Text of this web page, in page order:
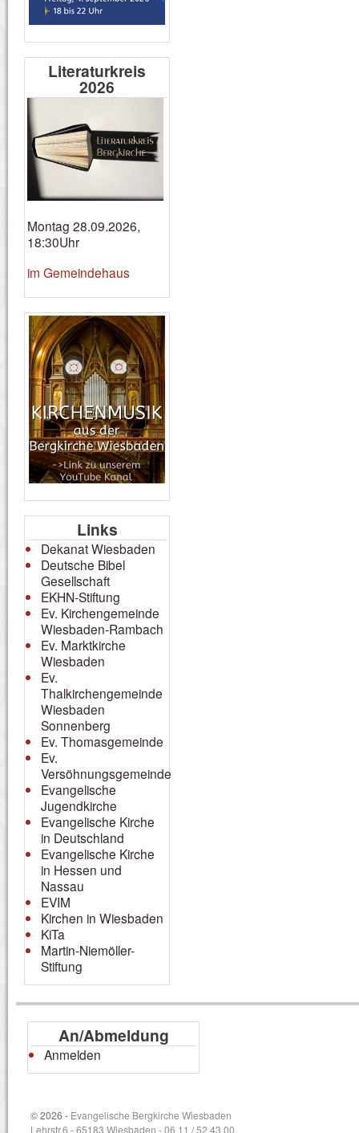
Literaturkreis
2026
Montag 28.09.2026,
18:30Uhr
im Gemeindehaus
Links
Dekanat Wiesbaden
Deutsche Bibel
Gesellschaft
EKHN-Stiftung
Ev. Kirchengemeinde
Wiesbaden-Rambach
Ev. Marktkirche
Wiesbaden
Ev.
Thalkirchengemeinde
Wiesbaden
Sonnenberg
Ev. Thomasgemeinde
Ev.
Versöhnungsgemeinde
Evangelische
Jugendkirche
Evangelische Kirche
in Deutschland
Evangelische Kirche
in Hessen und
Nassau
EVIM
Kirchen in Wiesbaden
KiTa
Martin-Niemöller-
Stiftung
An/Abmeldung
Anmelden
© 2026 - Evangelische Bergkirche Wiesbaden
Lehrstr.6 - 65183 Wiesbaden - 06 11 / 52 43 00